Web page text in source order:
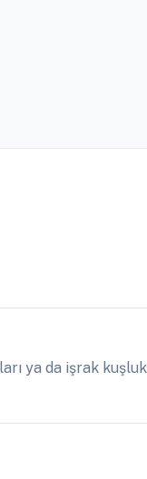
ya da işrak